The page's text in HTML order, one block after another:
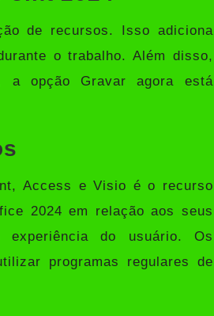
de recursos. Isso adiciona
o trabalho. Além disso,
a opção Gravar agora está
Access e Visio é o recurso
2024 em relação aos seus
experiência do usuário. Os
programas regulares de